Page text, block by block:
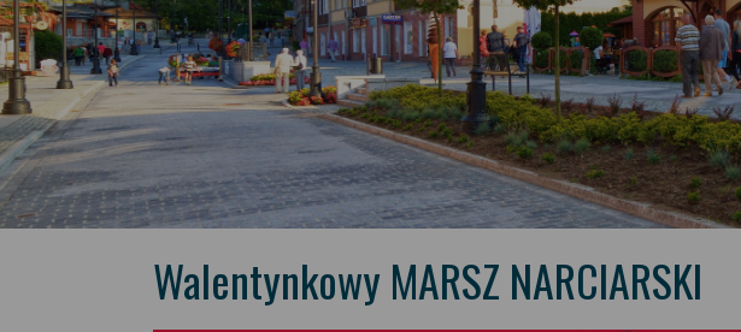
Walentynkowy MARSZ NARCIARSKI